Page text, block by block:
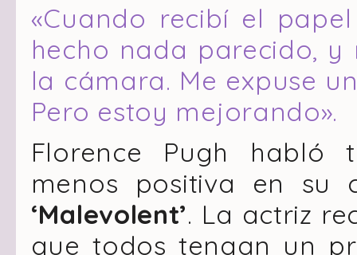
«Cuando recibí el
hecho nada parecido,
la cámara. Me expuse
Pero estoy mejorando».
Florence Pugh habló
menos positiva en su
‘Malevolent’. La actriz
que todos tengan un